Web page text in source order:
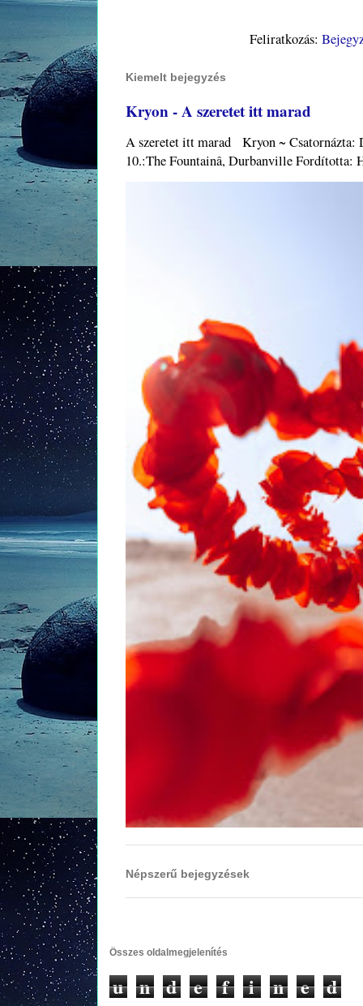
Feliratkozás:
Kiemelt bejegyzés
Kryon - A szeretet itt marad
A szeretet itt marad Kryon ~ Csatornázta:
10.:The Fountainâ, Durbanville
Népszerű bejegyzések
Összes oldalmegjelenítés
u n d e f i n e d